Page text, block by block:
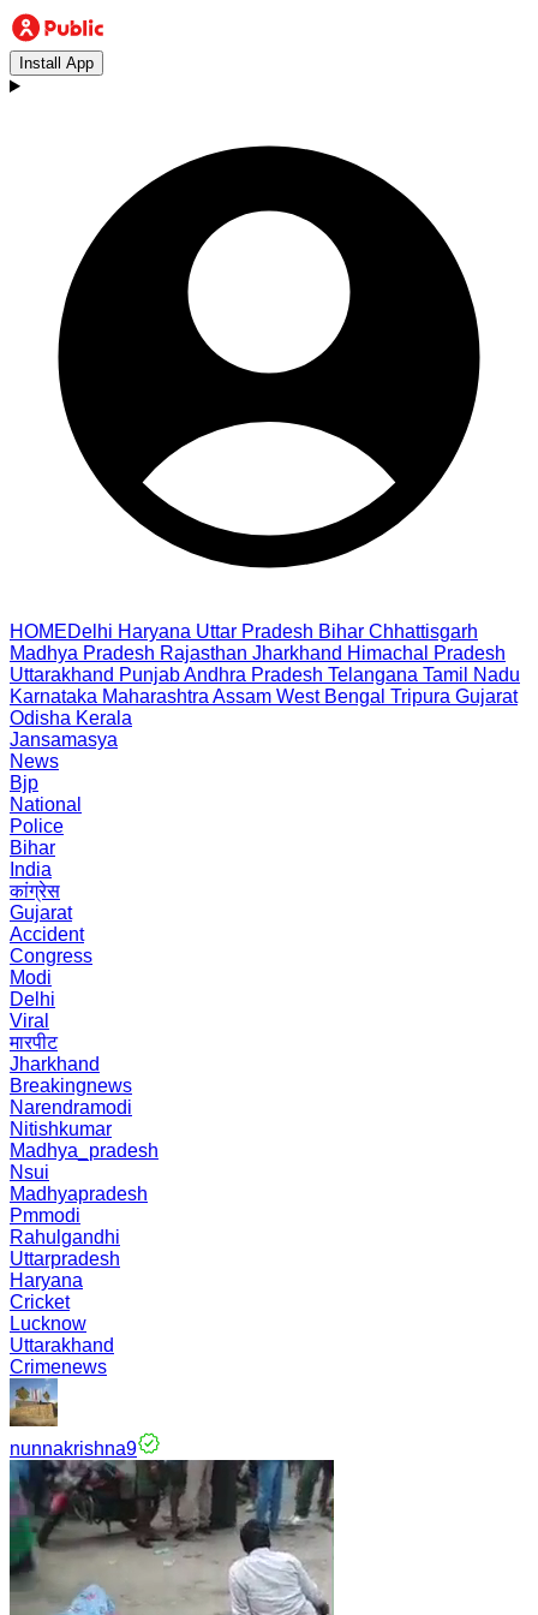
Install App
HOMEDelhi Haryana Uttar Pradesh Bihar Chhattisgarh
Madhya Pradesh Rajasthan Jharkhand Himachal Pradesh
Uttarakhand PunjabAndhra Pradesh Telangana Tamil Nadu
Karnataka Maharashtra Assam West Bengal Tripura Gujarat
Odisha Kerala
Jansamasya
News
Bjp
National
Police
Bihar
India
कांग्रेस
Gujarat
Accident
Congress
Modi
Delhi
Viral
मारपीट
Jharkhand
Breakingnews
Narendramodi
Nitishkumar
Madhya_pradesh
Nsui
Madhyapradesh
Pmmodi
Rahulgandhi
Uttarpradesh
Haryana
Cricket
Lucknow
Uttarakhand
Crimenews
nunnakrishna9